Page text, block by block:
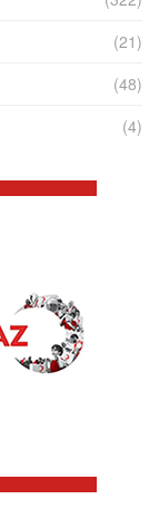
(21)
(48)
(4)